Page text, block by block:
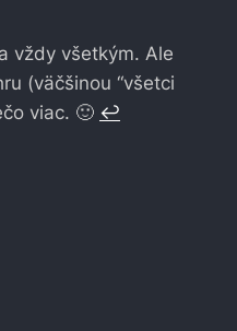
vždy všetkým. Ale
(väčšinou “všetci
viac. 🙂 ↩︎